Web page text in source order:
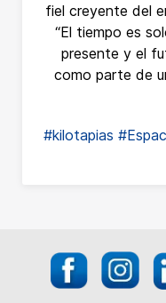
fiel creyente del
“El tiempo es
presente y el
como parte de
#kilotapias